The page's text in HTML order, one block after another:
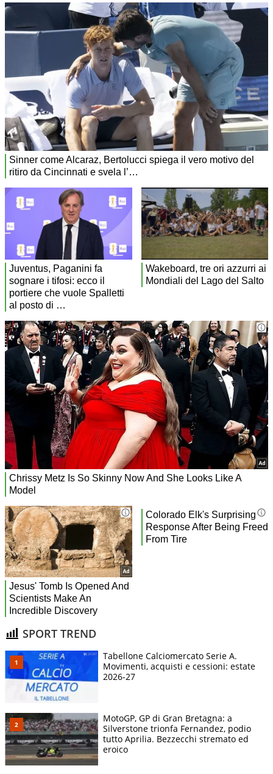
SPORT TREND
Tabellone Calciomercato Serie A.
Movimenti, acquisti e cessioni: estate
2026-27
MotoGP, GP di Gran Bretagna: a
Silverstone trionfa Fernandez, podio
tutto Aprilia. Bezzecchi stremato ed
eroico